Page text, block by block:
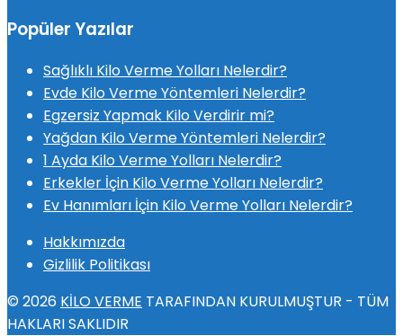
Popüler Yazılar
Sağlıklı Kilo Verme Yolları Nelerdir?
Evde Kilo Verme Yöntemleri Nelerdir?
Egzersiz Yapmak Kilo Verdirir mi?
Yağdan Kilo Verme Yöntemleri Nelerdir?
1 Ayda Kilo Verme Yolları Nelerdir?
Erkekler İçin Kilo Verme Yolları Nelerdir?
Ev Hanımları İçin Kilo Verme Yolları Nelerdir?
Hakkımızda
Gizlilik Politikası
© 2026 KİLO VERME TARAFINDAN KURULMUŞTUR - TÜM
HAKLARI SAKLIDIR